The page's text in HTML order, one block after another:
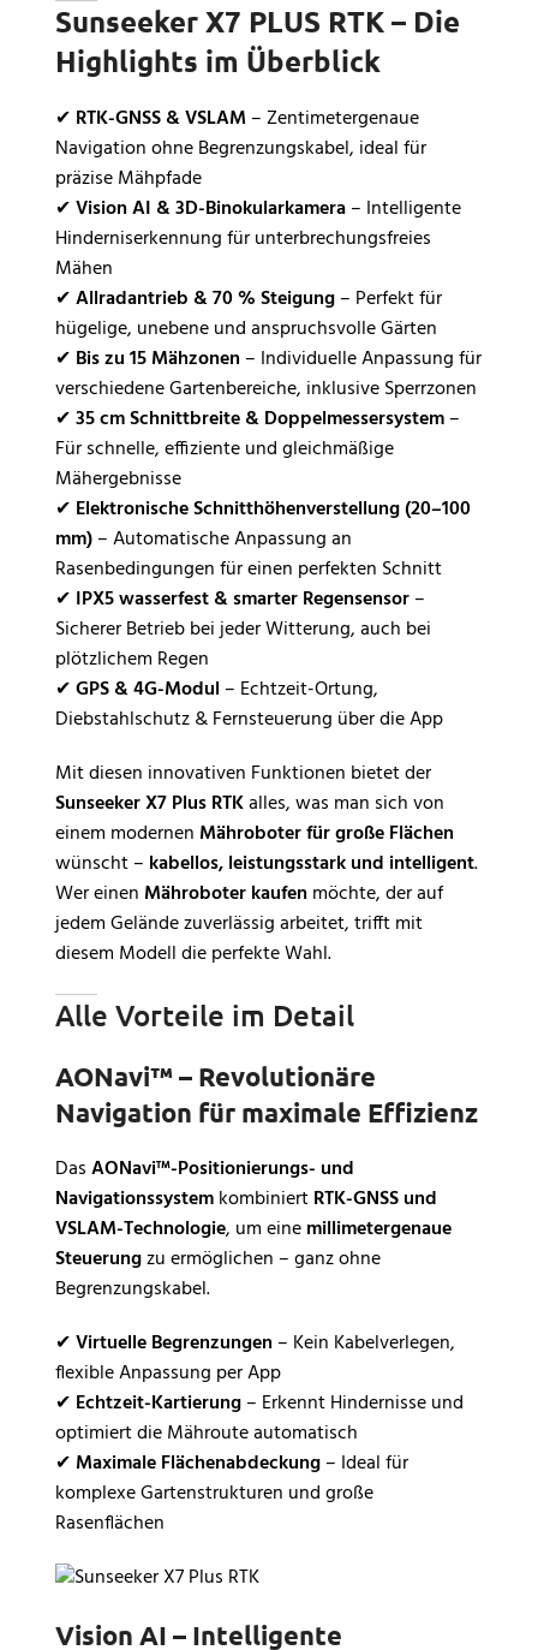
Sunseeker X7 PLUS RTK – Die
Highlights im Überblick
✔ RTK-GNSS & VSLAM– Zentimetergenaue
Navigation ohne Begrenzungskabel, ideal für
präzise Mähpfade
✔Vision AI & 3D-Binokularkamera– Intelligente
Hinderniserkennung für unterbrechungsfreies
Mähen
✔Allradantrieb & 70 % Steigung– Perfekt für
hügelige, unebene und anspruchsvolle Gärten
✔ Bis zu 15 Mähzonen – Individuelle Anpassung für
verschiedene Gartenbereiche, inklusive Sperrzonen
✔35 cm Schnittbreite & Doppelmessersystem–
Für schnelle, effiziente und gleichmäßige
Mähergebnisse
✔ Elektronische Schnitthöhenverstellung (20–100
mm)– Automatische Anpassung an
Rasenbedingungen für einen perfekten Schnitt
✔ IPX5 wasserfest & smarter Regensensor–
Sicherer Betrieb bei jeder Witterung, auch bei
plötzlichem Regen
✔GPS & 4G-Modul – Echtzeit-Ortung,
Diebstahlschutz & Fernsteuerung über die App
Mit diesen innovativen Funktionen bietet der
Sunseeker X7 Plus RTKalles, was man sich von
einem modernen Mähroboter für große Flächen
wünscht – kabellos, leistungsstark und intelligent.
Wer einen Mähroboter kaufen möchte, der auf
jedem Gelände zuverlässig arbeitet, trifft mit
diesem Modell die perfekte Wahl.
Alle Vorteile im Detail
AONavi™ – Revolutionäre
Navigation für maximale Effizienz
DasAONavi™-Positionierungs- und
NavigationssystemkombiniertRTK-GNSS und
VSLAM-Technologie, um einemillimetergenaue
Steuerungzu ermöglichen – ganz ohne
Begrenzungskabel.
✔Virtuelle Begrenzungen – Kein Kabelverlegen,
flexible Anpassung per App
✔ Echtzeit-Kartierung– Erkennt Hindernisse und
optimiert die Mähroute automatisch
✔ Maximale Flächenabdeckung– Ideal für
komplexe Gartenstrukturen und große
Rasenflächen
Vision AI – Intelligente